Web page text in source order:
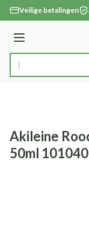
Ga naar de inhoud
Veilige betalingen
Menu
Product, merk,
Akileine
50ml 101040